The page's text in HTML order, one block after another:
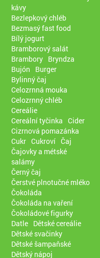
kávy
Bezlepkový chléb
Bezmasý fast food
Bílý jogurt
Bramborový salát
Brambory Bryndza
Bujón
Burger
Bylinný čaj
Celozrnná mouka
Celozrnný chléb
Cereálie
Cereální tyčinka Cider
Cizrnová pomazánka
Cukr Cukroví Čaj
Čajovky a métské
salámy
Černý čaj
Čerstvé plnotučné mléko
Čokoláda
Čokoláda na vaření
Čokoládové figurky
Datle Dětské cereálie
Dětské svačinky
Dětské šampaňské
Dětský nápoj